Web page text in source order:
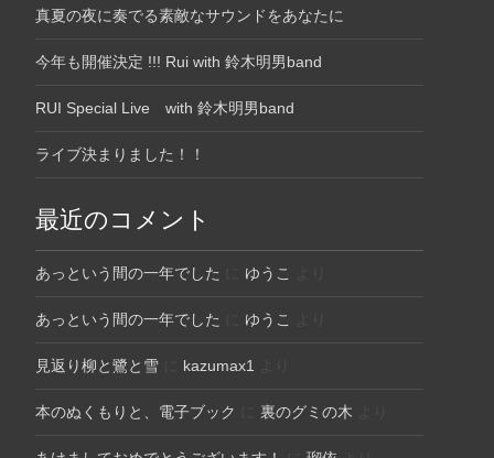
真夏の夜に奏でる素敵なサウンドをあなたに
今年も開催決定 !!! Rui with 鈴木明男band
RUI Special Live with 鈴木明男band
ライブ決まりました！！
最近のコメント
あっという間の一年でした ゆうこ
あっという間の一年でした ゆうこ
見返り柳と鷺と雪 kazumax1
本のぬくもりと、電子ブック 裏のグミの木